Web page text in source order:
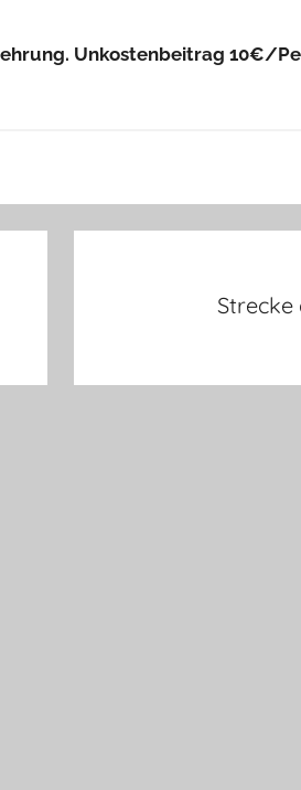
Unkostenbeitrag 10€/
Strecke